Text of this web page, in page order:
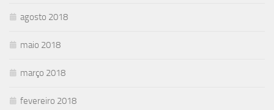
agosto 2018
maio 2018
março 2018
fevereiro 2018